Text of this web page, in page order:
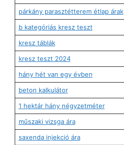
párkány parasztétterem étlap árak
b kategóriás kresz teszt
kresz táblák
kresz teszt 2024
hány hét van egy évben
beton kalkulátor
1 hektár hány négyzetméter
műszaki vizsga ára
saxenda injekció ára